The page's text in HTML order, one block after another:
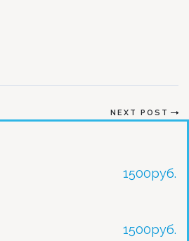
NEXT POST
1500руб.
1500руб.